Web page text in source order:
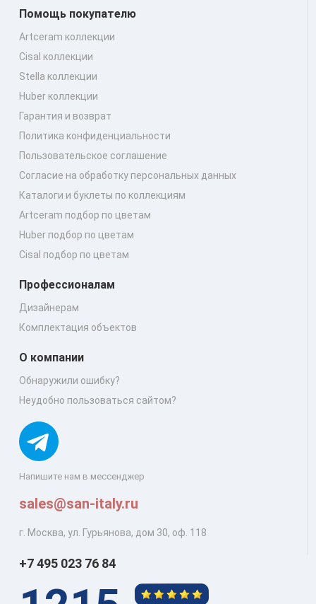
Напишите нам в мессенджер
sales@san-italy.ru
г. Москва, ул. Гурьянова, дом 30, оф. 118
Помощь покупателю
Artceram коллекции
Cisal коллекции
Stella коллекции
Huber коллекции
Гарантия и возврат
Политика конфиденциальности
Пользовательское соглашение
Согласие на обработку персональных данных
Каталоги и буклеты по коллекциям
Artceram подбор по цветам
Huber подбор по цветам
Cisal подбор по цветам
Профессионалам
Дизайнерам
Комплектация объектов
О компании
Обнаружили ошибку?
Неудобно пользоваться сайтом?
+7 495 023 76 84